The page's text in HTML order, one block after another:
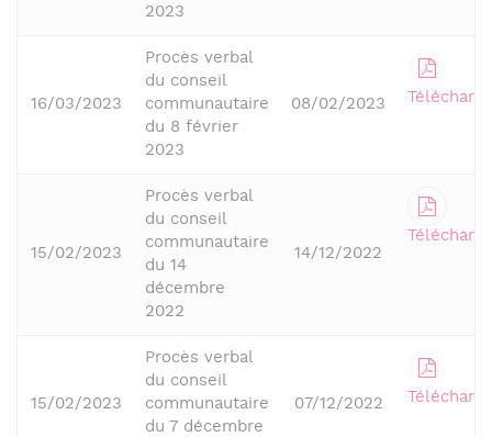
2023
16/03/2023
Procès verbal
du conseil
communautaire
du 8 février
2023
08/02/2023
15/02/2023
Procès verbal
du conseil
communautaire
du 14
décembre
2022
14/12/2022
15/02/2023
Procès verbal
du conseil
communautaire
du 7 décembre
07/12/2022